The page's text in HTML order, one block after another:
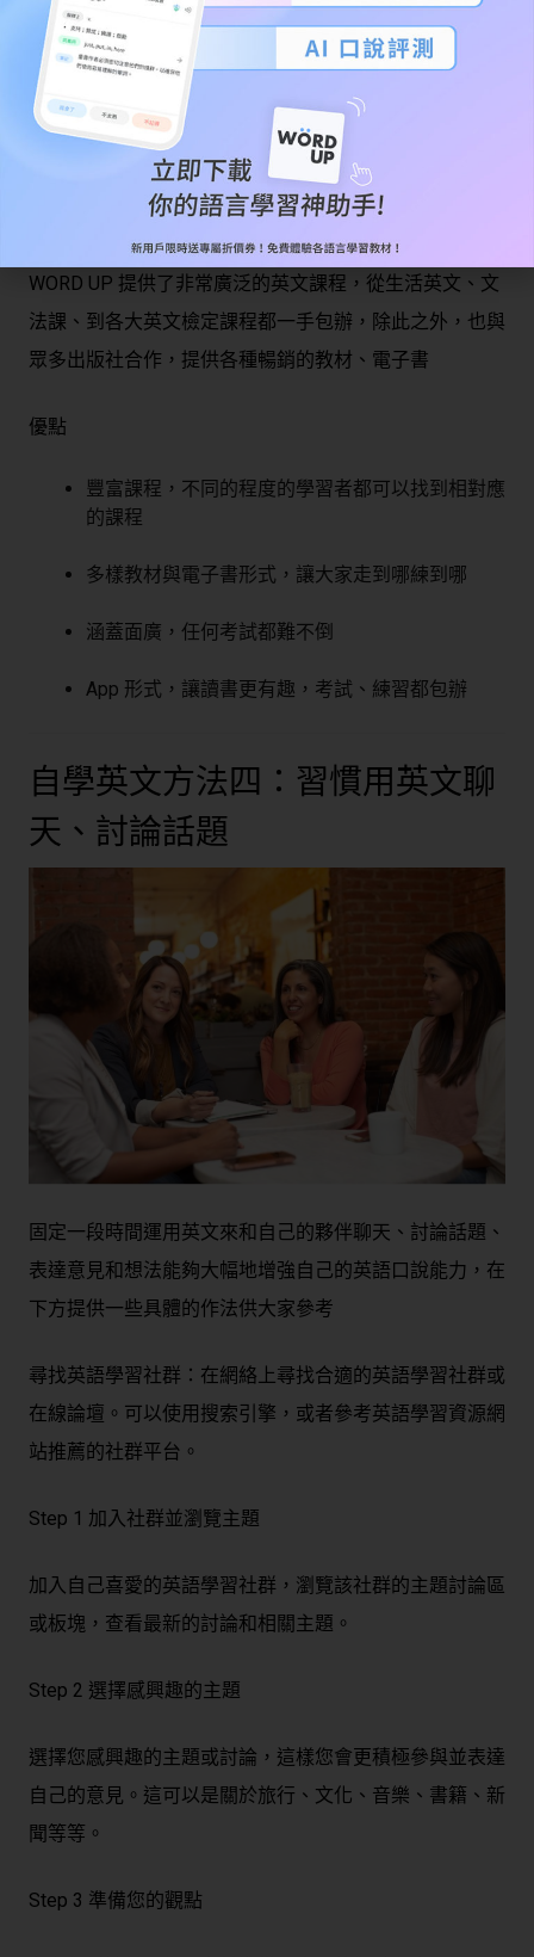
WORD UP 提供了非常廣泛的英文課程，從生活英文、文
法課、到各大英文檢定課程都一手包辦，除此之外，也與
眾多出版社合作，提供各種暢銷的教材、電子書
優點
豐富課程，不同的程度的學習者都可以找到相對應
的課程
多樣教材與電子書形式，讓大家走到哪練到哪
涵蓋面廣，任何考試都難不倒
App 形式，讓讀書更有趣，考試、練習都包辦
自學英文方法四：習慣用英文聊
天、討論話題
固定一段時間運用英文來和自己的夥伴聊天、討論話題、
表達意見和想法能夠大幅地增強自己的英語口說能力，在
下方提供一些具體的作法供大家參考
尋找英語學習社群：在網絡上尋找合適的英語學習社群或
在線論壇。可以使用搜索引擎，或者參考英語學習資源網
站推薦的社群平台。
Step 1 加入社群並瀏覽主題
加入自己喜愛的英語學習社群，瀏覽該社群的主題討論區
或板塊，查看最新的討論和相關主題。
Step 2 選擇感興趣的主題
選擇您感興趣的主題或討論，這樣您會更積極參與並表達
自己的意見。這可以是關於旅行、文化、音樂、書籍、新
聞等等。
Step 3 準備您的觀點